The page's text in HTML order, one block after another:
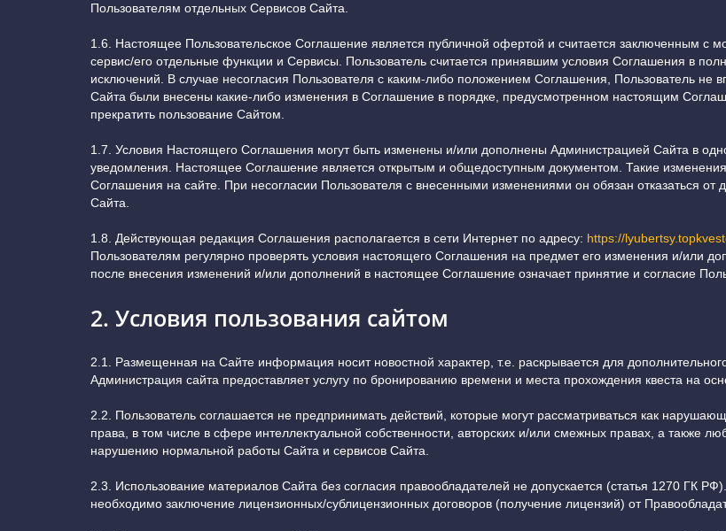
Пользователям отдельных Сервисов Сайта.
1.6. Настоящее Пользовательское Соглашение является публичной офертой и считается заключенным с
сервис/его отдельные функции и Сервисы. Пользователь считается принявшим условия Соглашения в
исключений. В случае несогласия Пользователя с каким-либо положением Соглашения, Пользователь не
Сайта были внесены какие-либо изменения в Соглашение в порядке, предусмотренном настоящим
прекратить пользование Сайтом.
1.7. Условия Настоящего Соглашения могут быть изменены и/или дополнены Администрацией Сайта в
уведомления. Настоящее Соглашение является открытым и общедоступным документом. Такие
Соглашения на сайте. При несогласии Пользователя с внесенными изменениями он обязан отказаться от
Сайта.
1.8. Действующая редакция Соглашения располагается в сети Интернет по адресу: https://
Пользователям регулярно проверять условия настоящего Соглашения на предмет его изменения и/или
после внесения изменений и/или дополнений в настоящее Соглашение означает принятие и согласие
2. Условия пользования сайтом
2.1. Размещенная на Сайте информация носит новостной характер, т.е. раскрывается для
Администрация сайта предоставляет услугу по бронированию времени и места прохождения квеста на
2.2. Пользователь соглашается не предпринимать действий, которые могут рассматриваться как
права, в том числе в сфере интеллектуальной собственности, авторских и/или смежных правах, а также
нарушению нормальной работы Сайта и сервисов Сайта.
2.3. Использование материалов Сайта без согласия правообладателей не допускается (статья 1270 ГК
необходимо заключение лицензионных/сублицензионных договоров (получение лицензий) от